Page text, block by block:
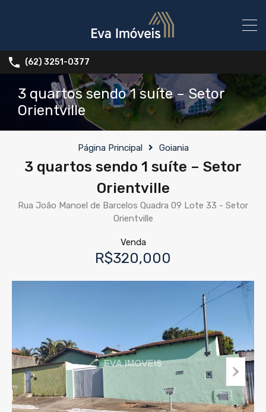
(62) 3251-0377
3 quartos sendo 1 suíte – Setor
Orientville
Página Principal Goiania
3 quartos sendo 1 suíte – Setor
Orientville
Rua João Manoel de Barcelos Quadra 09 Lote 33 - Setor
Orientville
Venda
R$320,000